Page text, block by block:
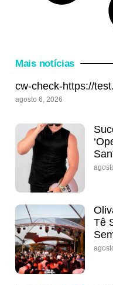
Mais notícias
cw-check-https://
agosto 6, 2026
Tê